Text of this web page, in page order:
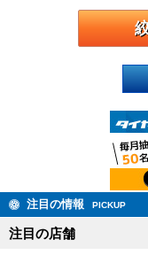
注目の情報 PICKUP
注目の店舗